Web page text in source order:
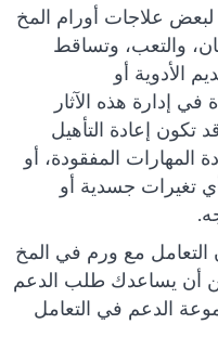
علاجات أورام المخ
والتعب، وتساقط
الأدوية أو
إدارة هذه الآثار
تكون إعادة التأهيل
المفقودة، أو
تغيرات جسدية أو
التعامل مع ورم في المخ
أن يساعدك طلب الدعم
الدعم في التعامل